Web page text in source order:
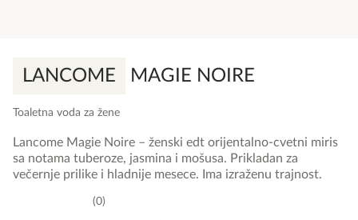
LANCOME MAGIE NOIRE
Toaletna voda za žene
0
Lancome Magie Noire – ženski edt orijentalno-cvetni miris
sa notama tuberoze, jasmina i mošusa. Prikladan za
večernje prilike i hladnije mesece. Ima izraženu trajnost.